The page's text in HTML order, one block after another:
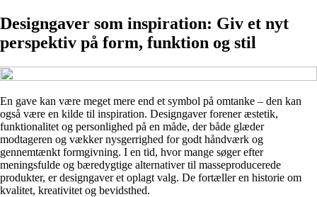
Designgaver som inspiration: Giv et nyt
perspektiv på form, funktion og stil
En gave kan være meget mere end et symbol på omtanke – den kan
også være en kilde til inspiration. Designgaver forener æstetik,
funktionalitet og personlighed på en måde, der både glæder
modtageren og vækker nysgerrighed for godt håndværk og
gennemtænkt formgivning. I en tid, hvor mange søger efter
meningsfulde og bæredygtige alternativer til masseproducerede
produkter, er designgaver et oplagt valg. De fortæller en historie om
kvalitet, kreativitet og bevidsthed.